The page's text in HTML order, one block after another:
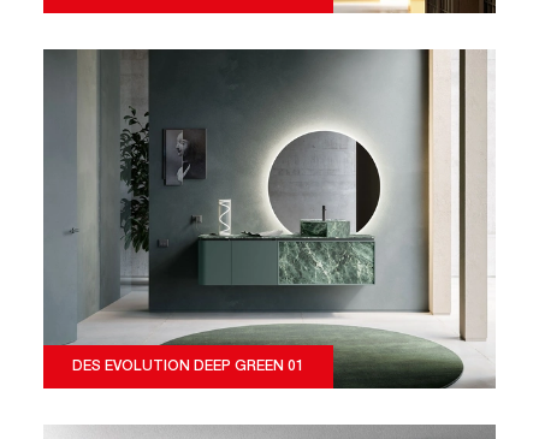
DES EVOLUTION DEEP GREEN 01